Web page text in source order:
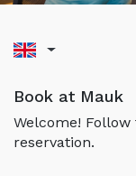
Book at Mauk
Welcome!
reservation.